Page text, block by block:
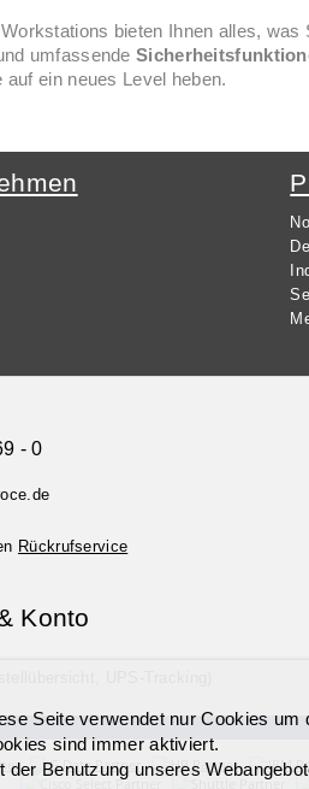
bieten Ihnen alles, was
umfassende
ein neues Level heben.
- 0
Rückrufservice
Konto
Seite verwendet nur Cookies
sind immer aktiviert.
der Benutzung unseres